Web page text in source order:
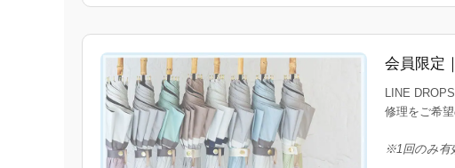
会員限定
LINE
修理をご希
※1回のみ有